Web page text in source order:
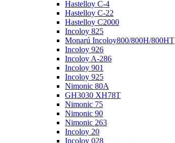
Hastelloy C-4
Hastelloy C-22
Hastelloy C2000
Incoloy 825
Monarú Incoloy800/800H/800HT
Incoloy 926
Incoloy A-286
Incoloy 901
Incoloy 925
Nimonic 80A
GH3030 XH78T
Nimonic 75
Nimonic 90
Nimonic 263
Incoloy 20
Incoloy 028